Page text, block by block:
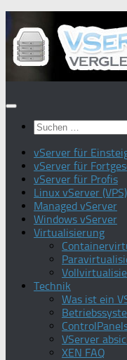
Inhalt
springen
Suchen
nach:
vServer für
vServer für
vServer für Profis
Linux vServer (VPS)
Managed vServer
Windows vServer
Virtualisierung
Technik
Was ist ein
VServer
XEN FAQ